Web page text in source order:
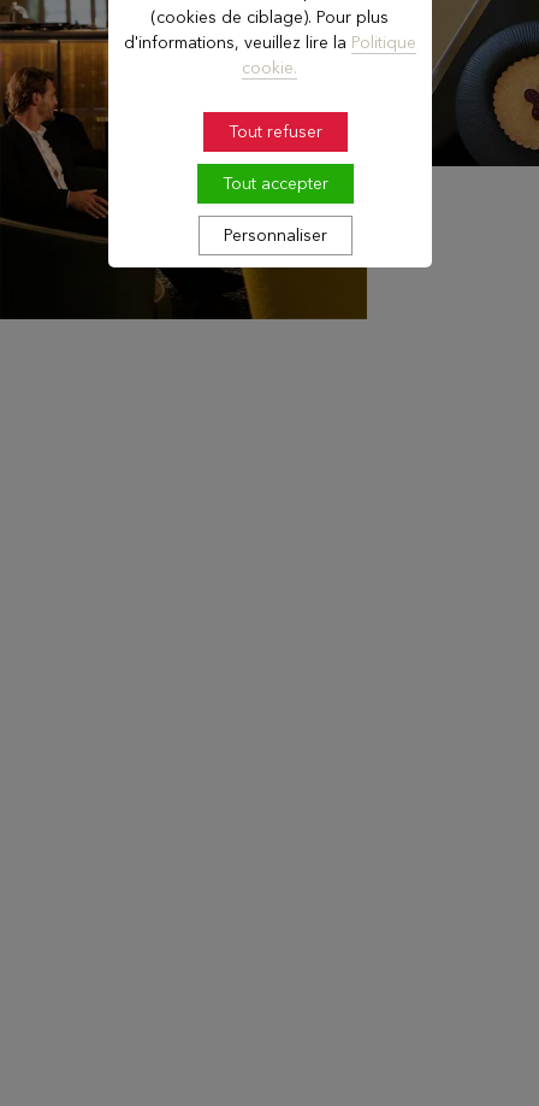
(cookies de ciblage). Pour plus
d'informations, veuillez lire la Politique
cookie.
Tout refuser
Tout accepter
Personnaliser